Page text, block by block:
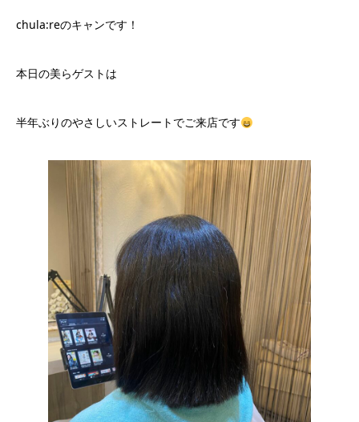
chula:reのキャンです！
本日の美らゲストは
半年ぶりのやさしいストレートでご来店です